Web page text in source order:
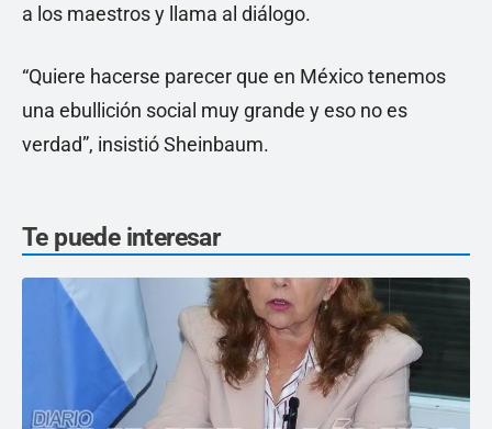
a los maestros y llama al diálogo.
“Quiere hacerse parecer que en México tenemos
una ebullición social muy grande y eso no es
verdad”, insistió Sheinbaum.
Te puede interesar